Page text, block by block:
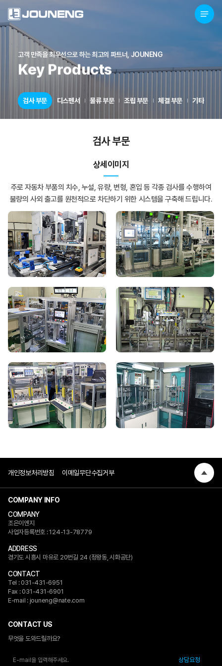
고객 만족을 최우선으로 하는 최고의 파트너, JOUNENG
Key Products
검사 부문 디스펜서 물류 부문 조립 부문 체결 부문 기타 부문
검사 부문
상세이미지
주로 자동차 부품의 치수, 누설, 유량, 변형, 혼입 등 각종 검사를 수행하여
불량의 사외 출고를 원천적으로 차단하기 위한 시스템을 구축해 드립니다.
개인정보처리방침 이메일무단수집거부
COMPANY INFO
COMPANY
조은이엔지
사업자등록번호 : 124-13-78779
ADDRESS
경기도 시흥시 마유로 20번길 24 (정왕동, 시화공단)
CONTACT
Tel : 031-431-6951
Fax : 031-431-6901
E-mail : jouneng@nate.com
CONTACT US
무엇을 도와드릴까요?
상담요청